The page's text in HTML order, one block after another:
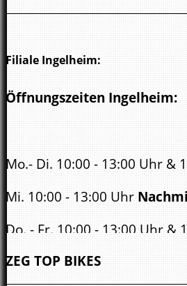
Filiale Ingelheim:
Öffnungszeiten Ingelheim:
Mo.- Di. 10:00 - 13:00 Uhr &
Mi. 10:00 - 13:00 Uhr
Do. - Fr. 10:00 - 13:00 Uhr &
Sa.10:00 - 14.00 Uhr
ZEG TOP BIKES